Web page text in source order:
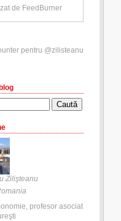
de FeedBurner
Zilişteanu
profesor asociat